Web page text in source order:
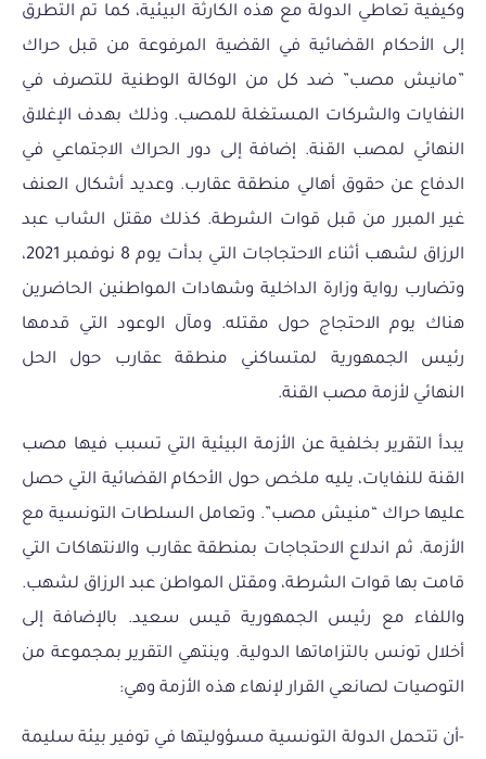
وكيفية تعاطي الدولة مع هذه الكارثة البيئية، كما تم التطرق
إلى الأحكام القضائية في القضية المرفوعة من قبل حراك
”مانيش مصب” ضد كل من الوكالة الوطنية للتصرف في
النفايات والشركات المستغلة للمصب. وذلك بهدف الإغلاق
النهائي لمصب القنة. إضافة إلى دور الحراك الاجتماعي في
الدفاع عن حقوق أهالي منطقة عقارب. وعديد أشكال العنف
غير المبرر من قبل قوات الشرطة. كذلك مقتل الشاب عبد
الرزاق لشهب أثناء الاحتجاجات التي بدأت يوم 8 نوفمبر 2021،
وتضارب رواية وزارة الداخلية وشهادات المواطنين الحاضرين
هناك يوم الاحتجاج حول مقتله. ومآل الوعود التي قدمها
رئيس الجمهورية لمتساكني منطقة عقارب حول الحل
النهائي لأزمة مصب القنة.
يبدأ التقرير بخلفية عن الأزمة البيئية التي تسبب فيها مصب
القنة للنفايات، يليه ملخص حول الأحكام القضائية التي حصل
عليها حراك “منيش مصب”. وتعامل السلطات التونسية مع
الأزمة. ثم اندلاع الاحتجاجات بمنطقة عقارب والانتهاكات التي
قامت بها قوات الشرطة، ومقتل المواطن عبد الرزاق لشهب.
واللفاء مع رئيس الجمهورية قيس سعيد. بالإضافة إلى
أخلال تونس بالتزاماتها الدولية. وينتهي التقرير بمجموعة من
التوصيات لصانعي القرار لإنهاء هذه الأزمة وهي:
-أن تتحمل الدولة التونسية مسؤوليتها في توفير بيئة سليمة